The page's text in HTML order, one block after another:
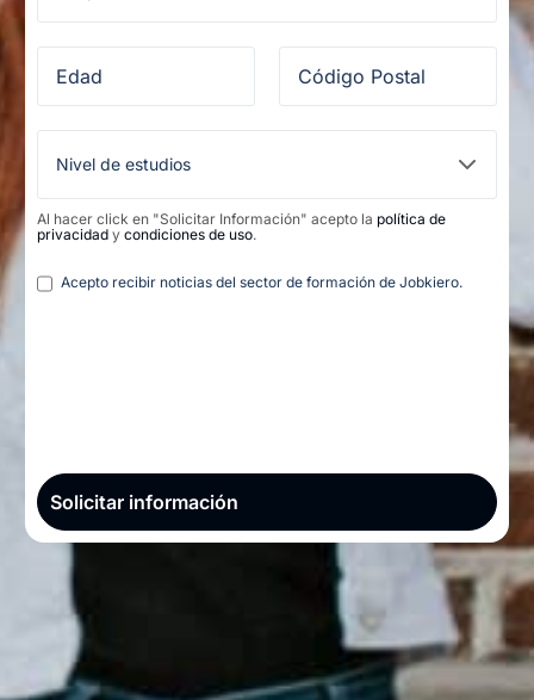
Al hacer click en "Solicitar Información" acepto la política de
privacidad y condiciones de uso.
Acepto recibir noticias del sector de formación de Jobkiero.